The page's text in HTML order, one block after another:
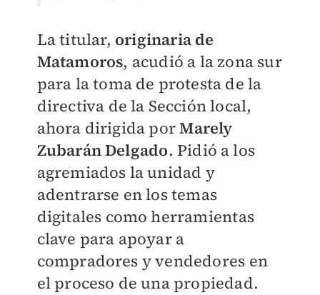
La titular, originaria de
Matamoros, acudió a la zona sur
para la toma de protesta de la
directiva de la Sección local,
ahora dirigida porMarely
Zubarán Delgado. Pidió a los
agremiados la unidad y
adentrarse en los temas
digitales como herramientas
clave para apoyar a
compradores y vendedores en
el proceso de una propiedad.